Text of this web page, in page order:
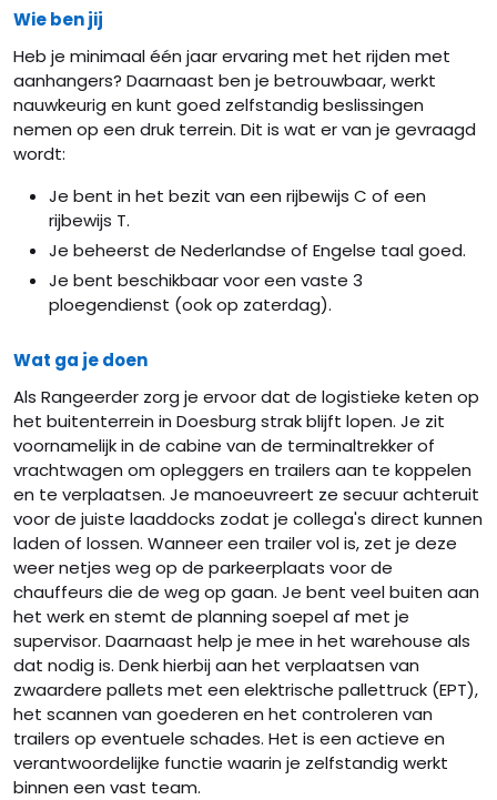
Wie ben jij
Heb je minimaal één jaar ervaring met het rijden met
aanhangers? Daarnaast ben je betrouwbaar, werkt
nauwkeurig en kunt goed zelfstandig beslissingen
nemen op een druk terrein. Dit is wat er van je gevraagd
wordt:
Je bent in het bezit van een rijbewijs C of een
rijbewijs T.
Je beheerst de Nederlandse of Engelse taal goed.
Je bent beschikbaar voor een vaste 3
ploegendienst (ook op zaterdag).
Wat ga je doen
Als Rangeerder zorg je ervoor dat de logistieke keten op
het buitenterrein in Doesburg strak blijft lopen. Je zit
voornamelijk in de cabine van de terminaltrekker of
vrachtwagen om opleggers en trailers aan te koppelen
en te verplaatsen. Je manoeuvreert ze secuur achteruit
voor de juiste laaddocks zodat je collega's direct kunnen
laden of lossen. Wanneer een trailer vol is, zet je deze
weer netjes weg op de parkeerplaats voor de
chauffeurs die de weg op gaan. Je bent veel buiten aan
het werk en stemt de planning soepel af met je
supervisor. Daarnaast help je mee in het warehouse als
dat nodig is. Denk hierbij aan het verplaatsen van
zwaardere pallets met een elektrische pallettruck (EPT),
het scannen van goederen en het controleren van
trailers op eventuele schades. Het is een actieve en
verantwoordelijke functie waarin je zelfstandig werkt
binnen een vast team.